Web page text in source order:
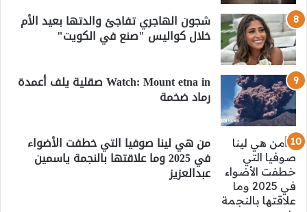
شجون الهاجري تفاجئ والدتها بعيد الأم
خلال كواليس "صنع في الكويت"
Watch: Mount etna in صقلية يلف أعمدة
رماد ضخمة
من هي لينا صوفيا التي خطفت الأضواء
في 2025 وما علاقتها بالنجمة ياسمين
عبدالعزيز